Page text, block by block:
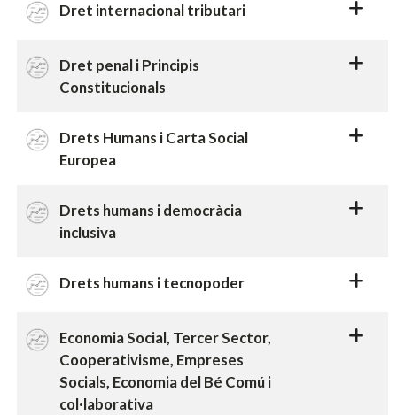
Dret internacional tributari
Dret penal i Principis
Constitucionals
Drets Humans i Carta Social
Europea
Drets humans i democràcia
inclusiva
Drets humans i tecnopoder
Economia Social, Tercer Sector,
Cooperativisme, Empreses
Socials, Economia del Bé Comú i
col·laborativa